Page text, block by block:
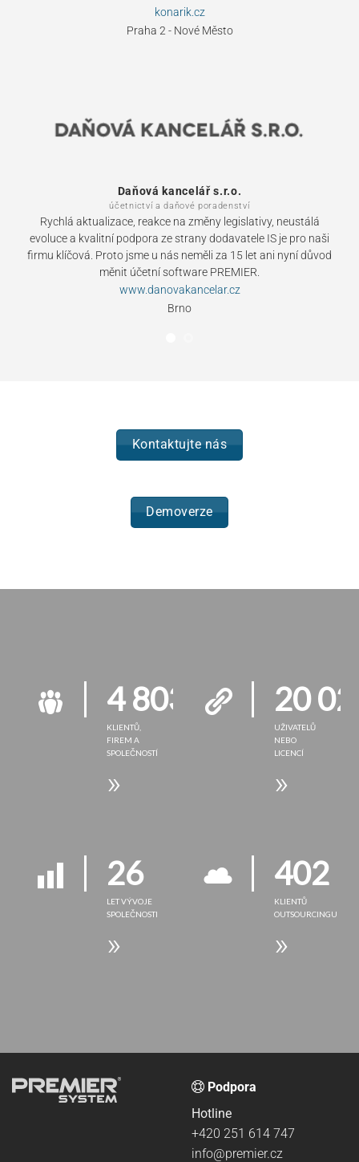
konarik.cz
Praha 2 - Nové Město
Daňová kancelář s.r.o.
účetnictví a daňové poradenství
Rychlá aktualizace, reakce na změny legislativy, neustálá
evoluce a kvalitní podpora ze strany dodavatele IS je pro naši
firmu klíčová. Proto jsme u nás neměli za 15 let ani nyní důvod
měnit účetní software PREMIER.
www.danovakancelar.cz
Brno
Kontaktujte nás
Demoverze
4 803
KLIENTŮ,
FIREM A
SPOLEČNOSTÍ
»
20
UŽIVATELŮ
NEBO
LICENCÍ
»
26
LET VÝVOJE
SPOLEČNOSTI
»
402
KLIENTŮ
OUTSOURCINGU
»
Podpora
Hotline
+420 251 614 747
info@premier.cz